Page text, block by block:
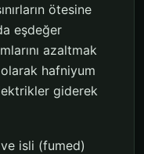
ötesine
eşdeğer
azaltmak
hafniyum
giderek
isli (fumed)